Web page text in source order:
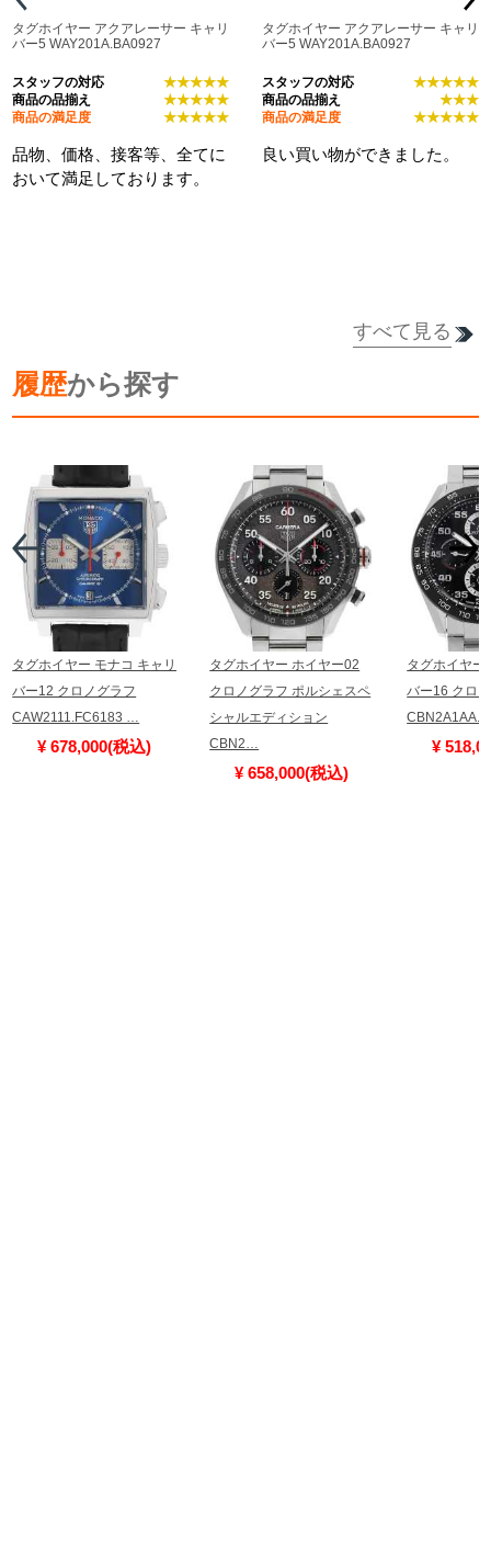
タグホイヤー アクアレーサー キャリ
バー5 WAY201A.BA0927
スタッフの対応
★★★★★
商品の品揃え
★★★★★
商品の満足度
★★★★★
品物、価格、接客等、全てに
おいて満足しております。
詳細を見る
タグホイヤー アクアレーサー キャリ
バー5 WAY201A.BA0927
スタッフの対応
★★★★★
商品の品揃え
★★★
商品の満足度
★★★★★
良い買い物ができました。
すべて見る
履歴から探す
タグホイヤー モナコ キャリ
バー12 クロノグラフ
CAW2111.FC6183 …
¥ 678,000(税込)
タグホイヤー ホイヤー02
クロノグラフ ポルシェスペ
シャルエディション
CBN2…
¥ 658,000(税込)
タグホイヤー
バー16 クロ
¥